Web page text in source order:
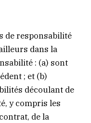
de responsabilité
dans la
: (a) sont
; et (b)
découlant de
y compris les
de la